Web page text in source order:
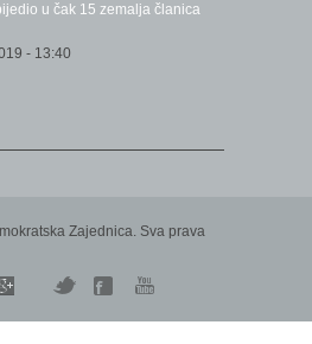
u čak 15 zemalja članica
- 13:40
Zajednica. Sva prava